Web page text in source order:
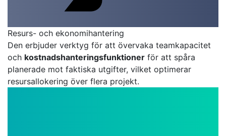
Resurs- och ekonomihantering
Den erbjuder verktyg för att övervaka teamkapacitet
och kostnadshanteringsfunktioner för att spåra
planerade mot faktiska utgifter, vilket optimerar
resursallokering över flera projekt.